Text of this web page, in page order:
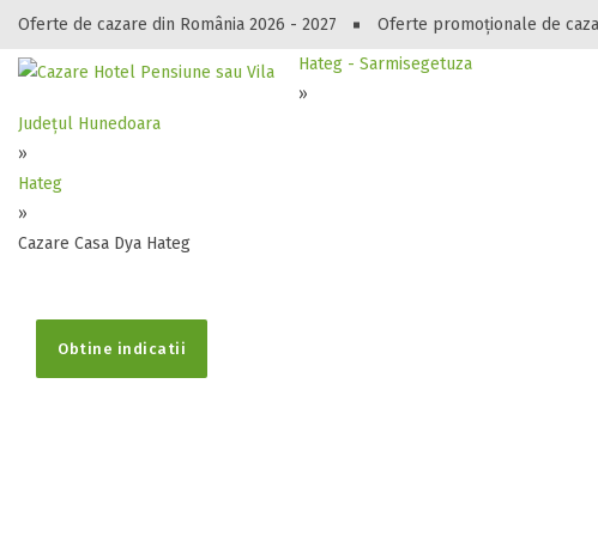
Oferte de cazare din România 2026 - 2027 Oferte promoționale de
Hateg - Sarmisegetuza
»
Județul Hunedoara
»
Hateg
»
Cazare Casa Dya Hateg
Gasești
Obtine indicatii